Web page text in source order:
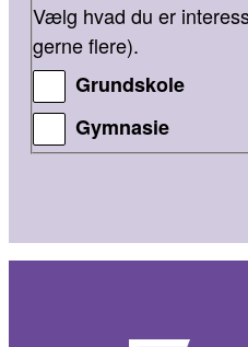
Vælg hvad du er
gerne flere).
Grundskole
Gymnasie